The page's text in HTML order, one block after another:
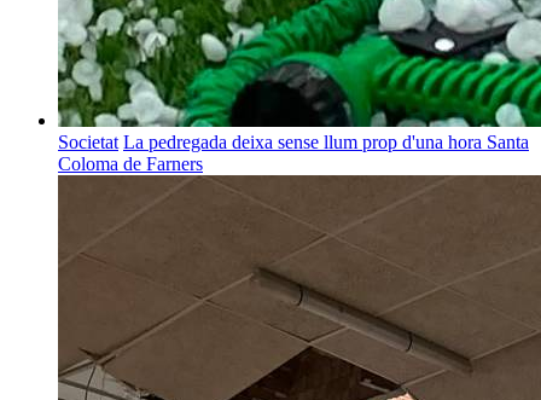
Societat La pedregada deixa sense llum prop d'una hora Santa
Coloma de Farners